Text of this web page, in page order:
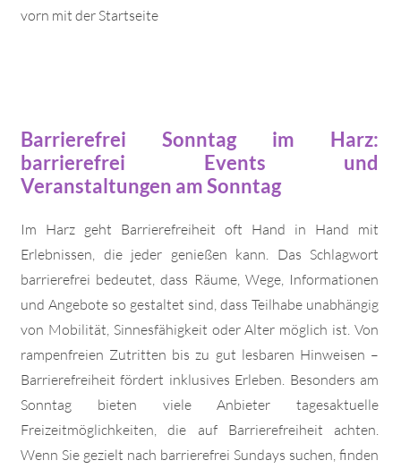
vorn mit der Startseite
Barrierefrei Sonntag im Harz:
barrierefrei Events und
Veranstaltungen am Sonntag
Im Harz geht Barrierefreiheit oft Hand in Hand mit
Erlebnissen, die jeder genießen kann. Das Schlagwort
barrierefrei bedeutet, dass Räume, Wege, Informationen
und Angebote so gestaltet sind, dass Teilhabe unabhängig
von Mobilität, Sinnesfähigkeit oder Alter möglich ist. Von
rampenfreien Zutritten bis zu gut lesbaren Hinweisen –
Barrierefreiheit fördert inklusives Erleben. Besonders am
Sonntag bieten viele Anbieter tagesaktuelle
Freizeitmöglichkeiten, die auf Barrierefreiheit achten.
Wenn Sie gezielt nach barrierefrei Sundays suchen, finden